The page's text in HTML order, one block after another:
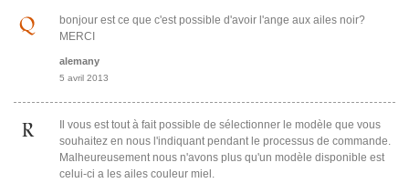
bonjour est ce que c'est possible d'avoir l'ange aux ailes noir?
MERCI
alemany
5 avril 2013
Il vous est tout à fait possible de sélectionner le modèle que vous
souhaitez en nous l'indiquant pendant le processus de commande.
Malheureusement nous n'avons plus qu'un modèle disponible est
celui-ci a les ailes couleur miel.